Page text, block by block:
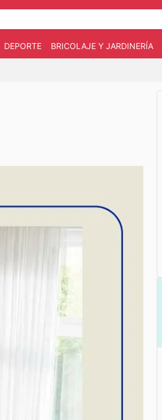
DEPORTE BRICOLAJE Y JARDINERÍA